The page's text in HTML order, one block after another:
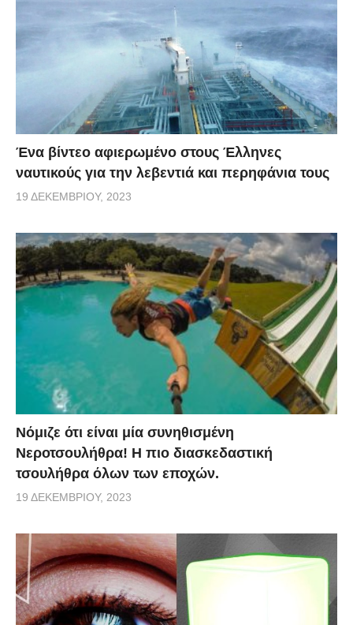
Ένα βίντεο αφιερωμένο στους Έλληνες
ναυτικούς για την λεβεντιά και περηφάνια τους
19 ΔΕΚΕΜΒΡΊΟΥ, 2023
Νόμιζε ότι είναι μία συνηθισμένη
Νεροτσουλήθρα! Η πιο διασκεδαστική
τσουλήθρα όλων των εποχών.
19 ΔΕΚΕΜΒΡΊΟΥ, 2023